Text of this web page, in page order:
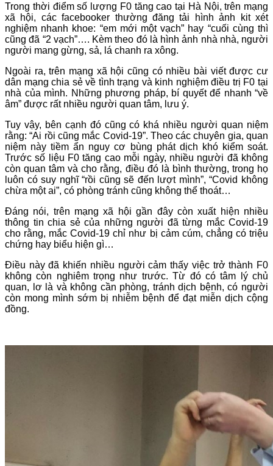
Trong thời điểm số lượng F0 tăng cao tại Hà Nội, trên mạng
xã hội, các facebooker thường đăng tải hình ảnh kit xét
nghiệm nhanh khoe: “em mới một vạch” hay “cuối cùng thì
cũng đã “2 vạch”…. Kèm theo đó là hình ảnh nhà nhà, người
người mang gừng, sả, lá chanh ra xông.
Ngoài ra, trên mạng xã hội cũng có nhiều bài viết được cư
dân mạng chia sẻ về tình trạng và kinh nghiệm điều trị F0 tại
nhà của mình. Những phương pháp, bí quyết để nhanh “về
âm” được rất nhiều người quan tâm, lưu ý.
Tuy vậy, bên cạnh đó cũng có khá nhiều người quan niệm
rằng: “Ai rồi cũng mắc Covid-19”. Theo các chuyên gia, quan
niệm này tiềm ẩn nguy cơ bùng phát dịch khó kiểm soát.
Trước số liệu F0 tăng cao mỗi ngày, nhiều người đã không
còn quan tâm và cho rằng, điều đó là bình thường, trong họ
luôn có suy nghĩ “rồi cũng sẽ đến lượt mình”, “Covid không
chừa một ai”, có phòng tránh cũng không thể thoát…
Đáng nói, trên mạng xã hội gần đây còn xuất hiện nhiều
thông tin chia sẻ của những người đã từng mắc Covid-19
cho rằng, mắc Covid-19 chỉ như bị cảm cúm, chẳng có triệu
chứng hay biểu hiện gì…
Điều này đã khiến nhiều người cảm thấy việc trở thành F0
không còn nghiêm trọng như trước. Từ đó có tâm lý chủ
quan, lơ là và không cần phòng, tránh dịch bệnh, có người
còn mong mình sớm bị nhiễm bệnh để đạt miễn dịch cộng
đồng.